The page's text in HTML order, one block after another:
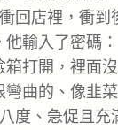
回店裡，衝
輸入了密碼
打開，裡面
曲的、像韭
度、急促且